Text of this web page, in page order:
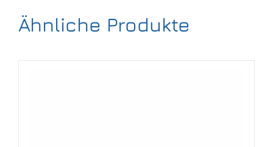
Ähnliche Produkte